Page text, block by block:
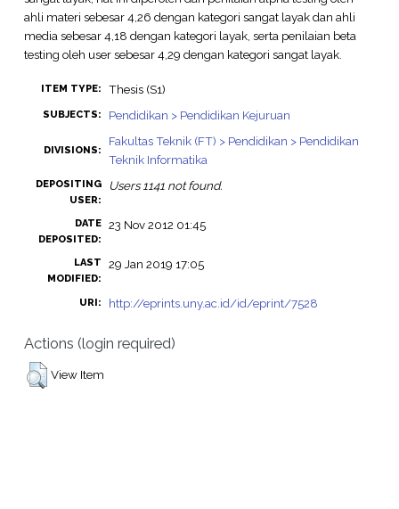
ahli materi sebesar 4,26 dengan kategori sangat layak dan ahli
media sebesar 4,18 dengan kategori layak, serta penilaian beta
testing oleh user sebesar 4,29 dengan kategori sangat layak.
ITEM TYPE: Thesis (S1)
SUBJECTS: Pendidikan > Pendidikan Kejuruan
DIVISIONS:
Fakultas Teknik (FT) > Pendidikan > Pendidikan
Teknik Informatika
DEPOSITING
USER:
Users 1141 not found.
DATE
DEPOSITED:
23 Nov 2012 01:45
LAST
MODIFIED:
29 Jan 2019 17:05
URI: http://eprints.uny.ac.id/id/eprint/7528
Actions (login required)
View Item